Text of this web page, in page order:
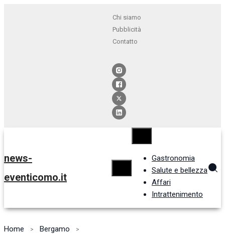
Chi siamo
Pubblicità
Contatto
news-
eventicomo.it
Gastronomia
Salute e bellezza
Affari
Intrattenimento
Home
Bergamo